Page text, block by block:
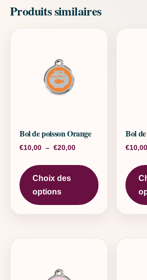
Produits similaires
Bol de poisson Orange
€10,00 – €20,00Plage de prix :
Choix des
options
Ce produit
Bol
€10,00